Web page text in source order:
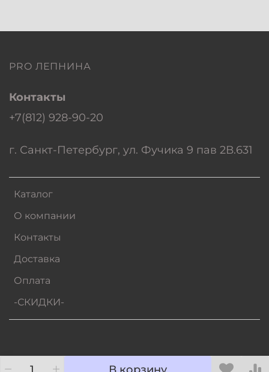
PRO ЛЕПНИНА
Каталог
О компании
Контакты
Доставка
Оплата
-СКИДКИ-
Контакты
+7(812) 928-90-20
г. Санкт-Петербург, ул. Фучика 9 пав 2В.631